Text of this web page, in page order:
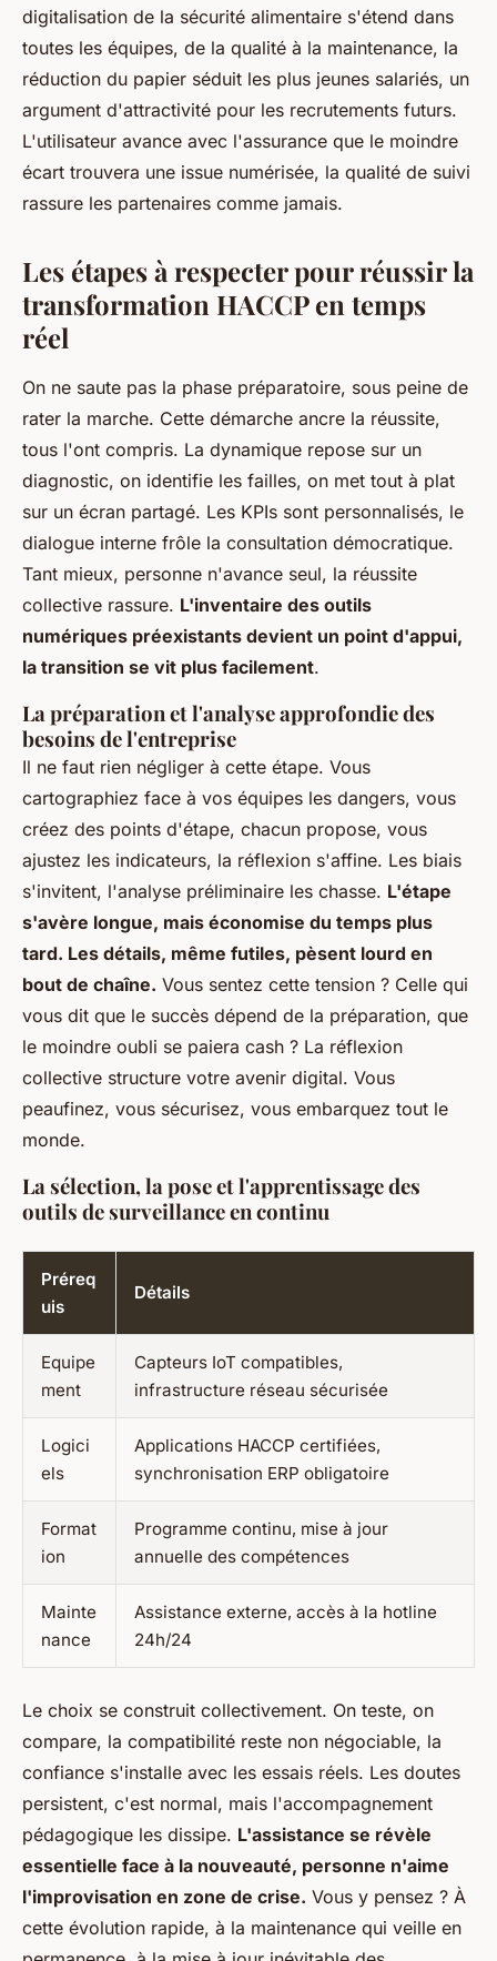
digitalisation de la sécurité alimentaire s'étend dans
toutes les équipes, de la qualité à la maintenance, la
réduction du papier séduit les plus jeunes salariés, un
argument d'attractivité pour les recrutements futurs.
L'utilisateur avance avec l'assurance que le moindre
écart trouvera une issue numérisée, la qualité de suivi
rassure les partenaires comme jamais.
Les étapes à respecter pour réussir la
transformation HACCP en temps
réel
On ne saute pas la phase préparatoire, sous peine de
rater la marche. Cette démarche ancre la réussite,
tous l'ont compris. La dynamique repose sur un
diagnostic, on identifie les failles, on met tout à plat
sur un écran partagé. Les KPIs sont personnalisés, le
dialogue interne frôle la consultation démocratique.
Tant mieux, personne n'avance seul, la réussite
collective rassure. L'inventaire des outils
numériques préexistants devient un point d'appui,
la transition se vit plus facilement.
La préparation et l'analyse approfondie des
besoins de l'entreprise
Il ne faut rien négliger à cette étape. Vous
cartographiez face à vos équipes les dangers, vous
créez des points d'étape, chacun propose, vous
ajustez les indicateurs, la réflexion s'affine. Les biais
s'invitent, l'analyse préliminaire les chasse. L'étape
s'avère longue, mais économise du temps plus
tard. Les détails, même futiles, pèsent lourd en
bout de chaîne. Vous sentez cette tension ? Celle qui
vous dit que le succès dépend de la préparation, que
le moindre oubli se paiera cash ? La réflexion
collective structure votre avenir digital. Vous
peaufinez, vous sécurisez, vous embarquez tout le
monde.
La sélection, la pose et l'apprentissage des
outils de surveillance en continu
Préreq
uis
Détails
Equipe
ment
Capteurs IoT compatibles,
infrastructure réseau sécurisée
Logici
els
Applications HACCP certifiées,
synchronisation ERP obligatoire
Format
ion
Programme continu, mise à jour
annuelle des compétences
Mainte
nance
Assistance externe, accès à la hotline
24h/24
Le choix se construit collectivement. On teste, on
compare, la compatibilité reste non négociable, la
confiance s'installe avec les essais réels. Les doutes
persistent, c'est normal, mais l'accompagnement
pédagogique les dissipe. L'assistance se révèle
essentielle face à la nouveauté, personne n'aime
l'improvisation en zone de crise. Vous y pensez ? À
cette évolution rapide, à la maintenance qui veille en